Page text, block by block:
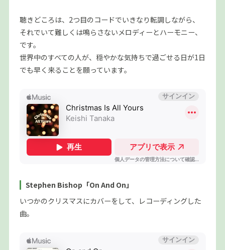
聴きどころは、2つ目のコードでいきなり転調しながら、
それでいて難しくは鳴らさないメロディーとハーモニー、
です。
世界中のすべての人が、穏やかな気持ちで過ごせる日が1日
でも早く来ることを願っています。
Stephen Bishop「On And On」
いつかのクリスマスにカバーをして、レコーディングした
曲。